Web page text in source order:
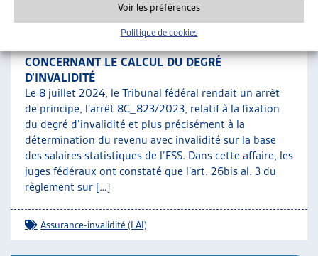
Voir les préférences
Politique de cookies
3 SEPTEMBRE 2024
CONCERNANT LE CALCUL DU DEGRÉ
D’INVALIDITÉ
Le 8 juillet 2024, le Tribunal fédéral rendait un arrêt
de principe, l’arrêt 8C_823/2023, relatif à la fixation
du degré d’invalidité et plus précisément à la
détermination du revenu avec invalidité sur la base
des salaires statistiques de l’ESS. Dans cette affaire, les
juges fédéraux ont constaté que l’art. 26bis al. 3 du
règlement sur […]
Assurance-invalidité (LAI)